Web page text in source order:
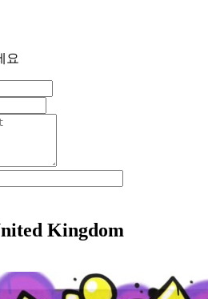
요
Kingdom